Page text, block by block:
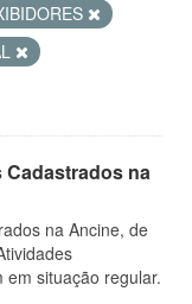
na
na Ancine, de
em situação regular.